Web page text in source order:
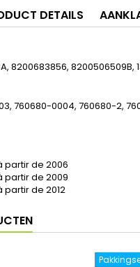
DETAILS
8200683856, 8200506509B,
760680-0004, 760680-2,
partir de 2006
partir de 2009
partir de 2012